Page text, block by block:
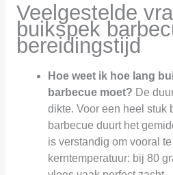
Veelgestelde
buikspek
bereidingstijd
Hoe weet ik hoe lang
barbecue moet? De
dikte. Voor een heel stuk
barbecue duurt het
is verstandig om vooral
kerntemperatuur: bij 80